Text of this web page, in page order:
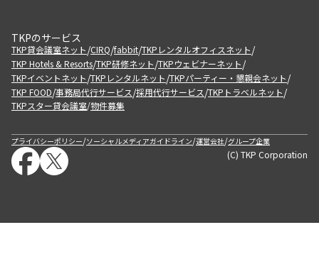
TKPのサービス
TKP貸会議室ネット/CIRQ/fabbit/TKPレンタルオフィスネット/
TKP Hotels & Resorts/TKP研修ネット/TKPウェビナーネット/
TKPイベントネット/TKPレンタルネット/TKPパーティー・懇親会ネット/
TKP FOOD/事務局代行サービス/採用代行サービス/TKPトラベルネット/
TKPスター貸会議室/物件募集
プライバシーポリシー/ソーシャルメディアガイドライン/運営会社/グループ企業
(C) TKP Corporation